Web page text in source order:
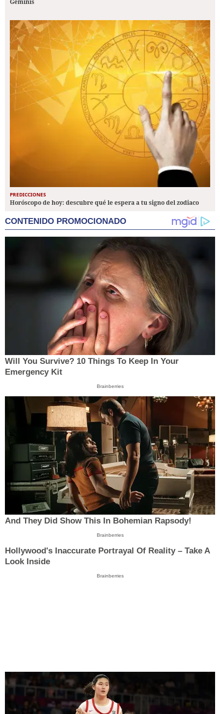
Géminis
PREDICCIONES
Horóscopo de hoy: descubre qué le espera a tu signo del zodiaco
CONTENIDO PROMOCIONADO
Will You Survive? 10 Things To Keep In Your
Emergency Kit
Brainberries
And They Did Show This In Bohemian Rapsody!
Brainberries
Hollywood's Inaccurate Portrayal Of Reality – Take A
Look Inside
Brainberries